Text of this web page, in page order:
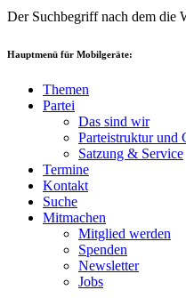
Der Suchbegriff nach dem die
Hauptmenü für Mobilgeräte:
Themen
Partei
Das sind wir
Parteistruktur und
Satzung & Service
Termine
Kontakt
Suche
Mitmachen
Mitglied werden
Spenden
Newsletter
Jobs